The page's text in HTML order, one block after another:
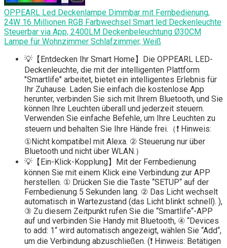
OPPEARL Led Deckenlampe Dimmbar mit Fernbedienung,
24W 16 Millionen RGB Farbwechsel Smart led Deckenleuchte
Steuerbar via App, 2400LM Deckenbeleuchtung Ø30CM
Lampe für Wohnzimmer Schlafzimmer, Weiß
💡【Entdecken Ihr Smart Home】Die OPPEARL LED-
Deckenleuchte, die mit der intelligenten Plattform
"Smartlife" arbeitet, bietet ein intelligentes Erlebnis für
Ihr Zuhause. Laden Sie einfach die kostenlose App
herunter, verbinden Sie sich mit Ihrem Bluetooth, und Sie
können Ihre Leuchten überall und jederzeit steuern.
Verwenden Sie einfache Befehle, um Ihre Leuchten zu
steuern und behalten Sie Ihre Hände frei.（❗ Hinweis:
①Nicht kompatibel mit Alexa. ② Steuerung nur über
Bluetooth und nicht über WLAN.）
💡【Ein-Klick-Kopplung】Mit der Fernbedienung
können Sie mit einem Klick eine Verbindung zur APP
herstellen. ① Drücken Sie die Taste “SETUP“ auf der
Fernbedienung 5 Sekunden lang. ② Das Licht wechselt
automatisch in Wartezustand (das Licht blinkt schnell). ),
③ Zu diesem Zeitpunkt rufen Sie die “Smartlife“-APP
auf und verbinden Sie Handy mit Bluetooth, ④ “Devices
to add: 1“ wird automatisch angezeigt, wählen Sie “Add“,
um die Verbindung abzuschließen. (❗ Hinweis: Betätigen